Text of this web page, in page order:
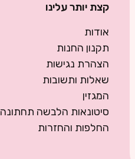
קצת יותר עלינו
אודות
תקנון החנות
הצהרת נגישות
שאלות ותשובות
המגזין
סיטונאות הלבשה תחתונה
החלפות והחזרות